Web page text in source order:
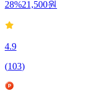
28%21,500원
4.9
(103)